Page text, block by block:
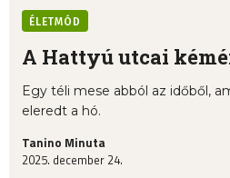
ÉLETMÓD
A Hattyú utcai
Egy téli mese abból az időből,
eleredt a hó.
Tanino Minuta
2025. december 24.